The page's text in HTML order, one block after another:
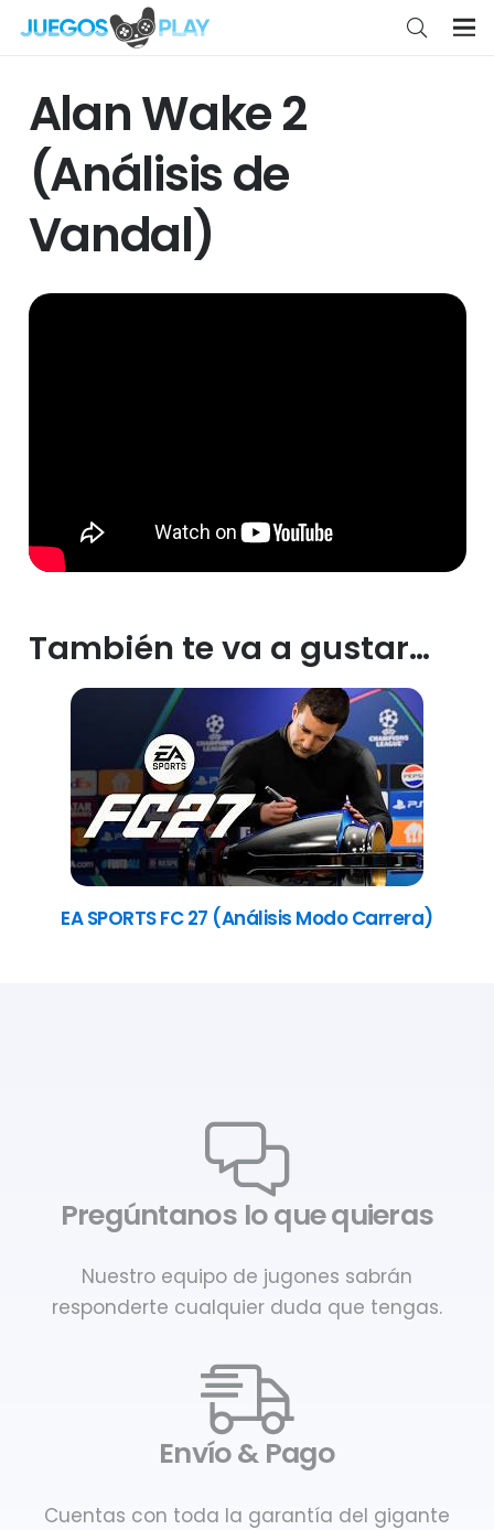
Alan Wake 2
(Análisis de
Vandal)
También te va a gustar…
EA SPORTS FC 27 (Análisis Modo Carrera)
Pregúntanos lo que quieras
Nuestro equipo de jugones sabrán
responderte cualquier duda que tengas.
Envío & Pago
Cuentas con toda la garantía del gigante